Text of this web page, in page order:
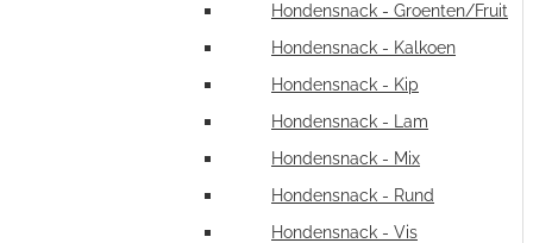
Hondensnack - Groenten/Fruit
Hondensnack - Kalkoen
Hondensnack - Kip
Hondensnack - Lam
Hondensnack - Mix
Hondensnack - Rund
Hondensnack - Vis